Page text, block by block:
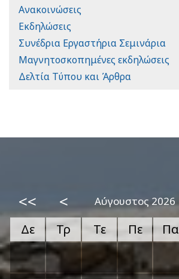
Ανακοινώσεις
Εκδηλώσεις
Συνέδρια Εργαστήρια Σεμινάρια
Μαγνητοσκοπημένες εκδηλώσεις
Δελτία Τύπου και Άρθρα
<< < Αύγουστος 2026
Δε Τρ Τε Πε Πα